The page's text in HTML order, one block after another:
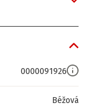
0000091926
Béžová